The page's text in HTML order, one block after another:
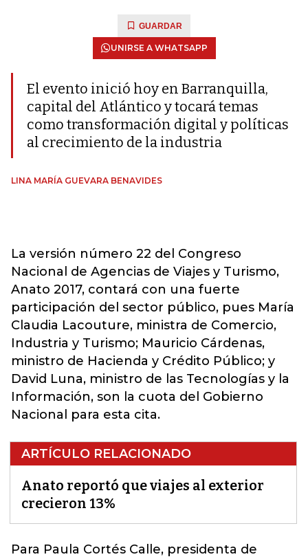
GUARDAR
UNIRSE A WHATSAPP
El evento inició hoy en Barranquilla,
capital del Atlántico y tocará temas
como transformación digital y políticas
al crecimiento de la industria
LINA MARÍA GUEVARA BENAVIDES
La versión número 22 del Congreso
Nacional de Agencias de Viajes y Turismo,
Anato 2017, contará con una fuerte
participación del sector público, pues María
Claudia Lacouture, ministra de Comercio,
Industria y Turismo; Mauricio Cárdenas,
ministro de Hacienda y Crédito Público; y
David Luna, ministro de las Tecnologías y la
Información, son la cuota del Gobierno
Nacional para esta cita.
ARTÍCULO RELACIONADO
Anato reportó que viajes al exterior
crecieron 13%
Para Paula Cortés Calle, presidenta de